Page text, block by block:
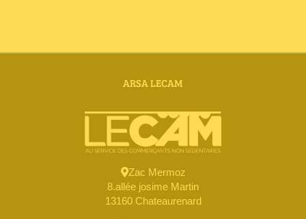
ARSA LECAM
Zac Mermoz
8.allée josime Martin
13160 Chateaurenard